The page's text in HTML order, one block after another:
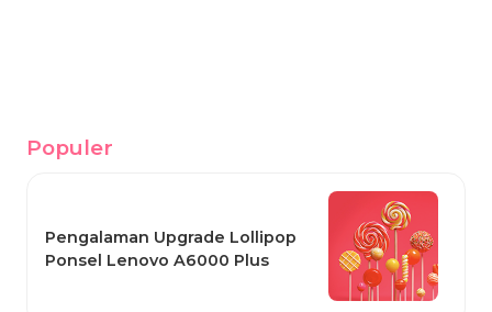
Populer
Pengalaman Upgrade Lollipop
Ponsel Lenovo A6000 Plus